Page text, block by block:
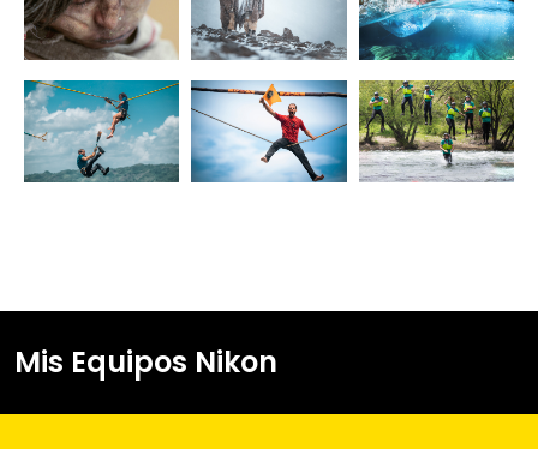
Mis Equipos Nikon